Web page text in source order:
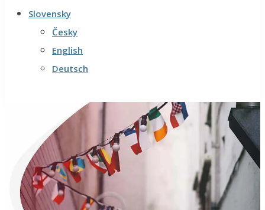
Slovensky
Česky
English
Deutsch